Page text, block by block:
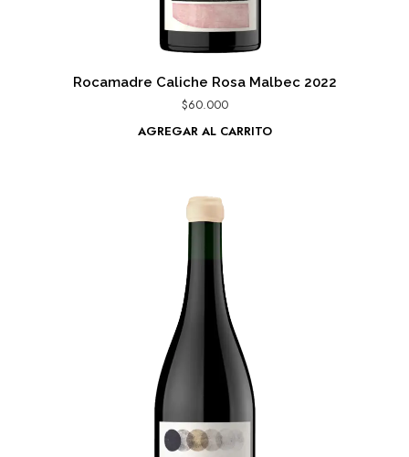
Rocamadre Caliche Rosa Malbec 2022
$60.000
AGREGAR AL CARRITO